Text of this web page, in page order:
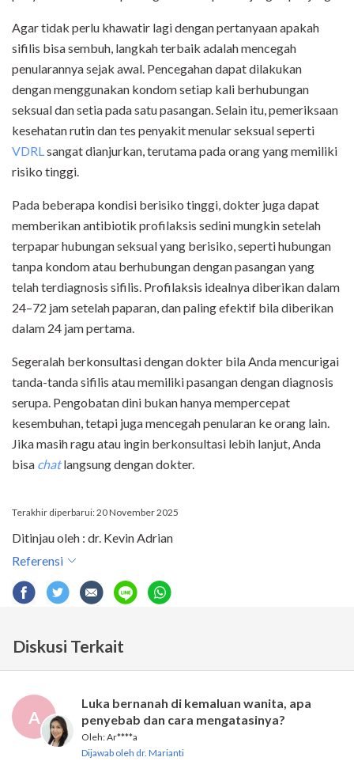
Agar tidak perlu khawatir lagi dengan pertanyaan apakah
sifilis bisa sembuh, langkah terbaik adalah mencegah
penularannya sejak awal. Pencegahan dapat dilakukan
dengan menggunakan kondom setiap kali berhubungan
seksual dan setia pada satu pasangan. Selain itu, pemeriksaan
kesehatan rutin dan tes penyakit menular seksual seperti
VDRLsangat dianjurkan, terutama pada orang yang memiliki
risiko tinggi.
Pada beberapa kondisi berisiko tinggi, dokter juga dapat
memberikan antibiotik profilaksis sedini mungkin setelah
terpapar hubungan seksual yang berisiko, seperti hubungan
tanpa kondom atau berhubungan dengan pasangan yang
telah terdiagnosis sifilis. Profilaksis idealnya diberikan dalam
24–72 jam setelah paparan, dan paling efektif bila diberikan
dalam 24 jam pertama.
Segeralah berkonsultasi dengan dokter bila Anda mencurigai
tanda-tanda sifilis atau memiliki pasangan dengan diagnosis
serupa. Pengobatan dini bukan hanya mempercepat
kesembuhan, tetapi juga mencegah penularan ke orang lain.
Jika masih ragu atau ingin berkonsultasi lebih lanjut, Anda
bisa chat langsung dengan dokter.
Terakhir diperbarui: 20 November 2025